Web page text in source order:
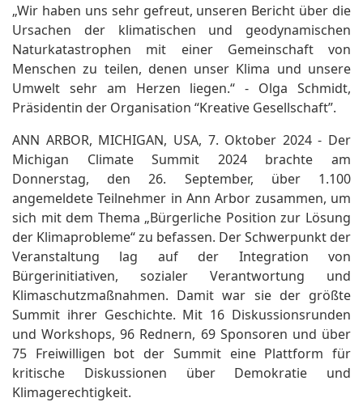
„Wir haben uns sehr gefreut, unseren Bericht über die
Ursachen der klimatischen und geodynamischen
Naturkatastrophen mit einer Gemeinschaft von
Menschen zu teilen, denen unser Klima und unsere
Umwelt sehr am Herzen liegen.“ - Olga Schmidt,
Präsidentin der Organisation “Kreative Gesellschaft”.
ANN ARBOR, MICHIGAN, USA, 7. Oktober 2024 - Der
Michigan Climate Summit 2024 brachte am
Donnerstag, den 26. September, über 1.100
angemeldete Teilnehmer in Ann Arbor zusammen, um
sich mit dem Thema „Bürgerliche Position zur Lösung
der Klimaprobleme“ zu befassen. Der Schwerpunkt der
Veranstaltung lag auf der Integration von
Bürgerinitiativen, sozialer Verantwortung und
Klimaschutzmaßnahmen. Damit war sie der größte
Summit ihrer Geschichte. Mit 16 Diskussionsrunden
und Workshops, 96 Rednern, 69 Sponsoren und über
75 Freiwilligen bot der Summit eine Plattform für
kritische Diskussionen über Demokratie und
Klimagerechtigkeit.